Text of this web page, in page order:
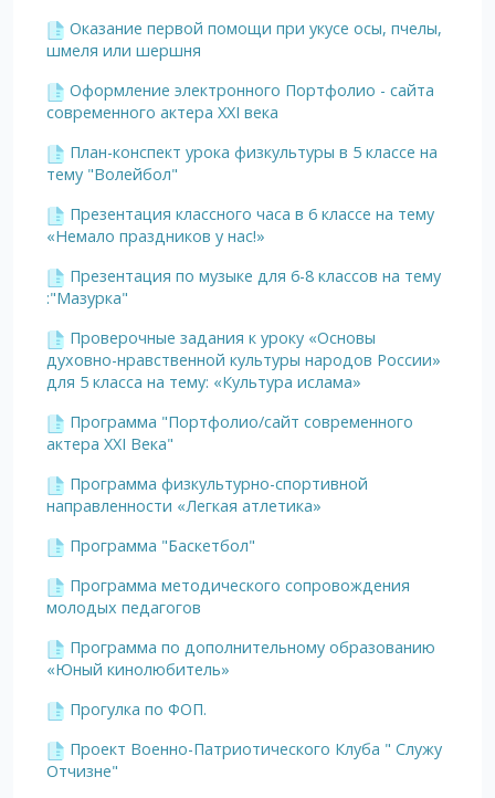
Оказание первой помощи при укусе осы, пчелы,
шмеля или шершня
Оформление электронного Портфолио - сайта
современного актера XXI века
План-конспект урока физкультуры в 5 классе на
тему "Волейбол"
Презентация классного часа в 6 классе на тему
«Немало праздников у нас!»
Презентация по музыке для 6-8 классов на тему
:"Мазурка"
Проверочные задания к уроку «Основы
духовно-нравственной культуры народов России»
для 5 класса на тему: «Культура ислама»
Программа "Портфолио/сайт современного
актера XXI Века"
Программа физкультурно-спортивной
направленности «Легкая атлетика»
Программа "Баскетбол"
Программа методического сопровождения
молодых педагогов
Программа по дополнительному образованию
«Юный кинолюбитель»
Прогулка по ФОП.
Проект Военно-Патриотического Клуба " Служу
Отчизне"